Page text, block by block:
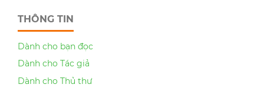
THÔNG TIN
Dành cho bạn đọc
Dành cho Tác giả
Dành cho Thủ thư